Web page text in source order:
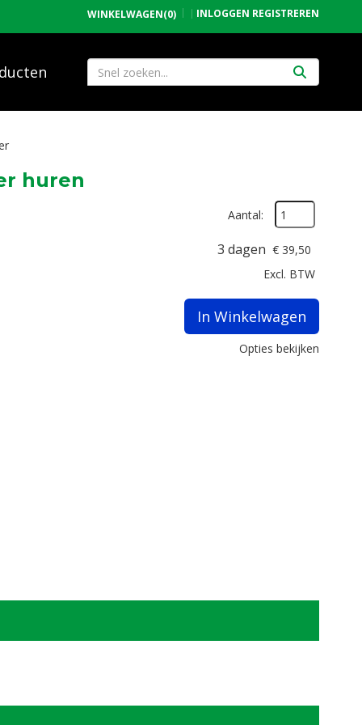
WINKELWAGEN(0) INLOGGEN REGISTREREN
huren
Aantal:
3 dagen € 39,50
Excl. BTW
In Winkelwagen
Opties bekijken